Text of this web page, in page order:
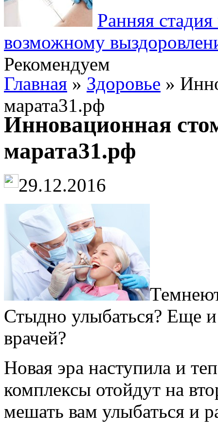
Ранняя
возможному
Рекомендуем
Главная » Здоровье »
марата31.рф
Инновационная
марата31.рф
29.12.2016
Стыдно улыбаться? Еще
врачей?
Новая эра наступила и
комплексы отойдут на
мешать вам улыбаться и